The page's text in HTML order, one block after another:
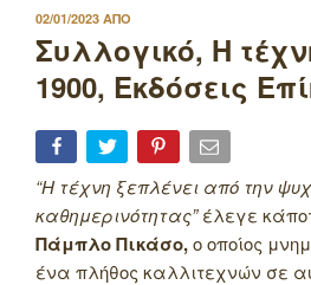
ΔΗΜΟΣΙΕΥΤΗΚΕ
ΣΤΙΣ
02/01/2023 ΑΠΟ
Συλλογικό, Η
1900, Εκδόσεις
“Η τέχνη ξεπλένει από την
καθημερινότητας”έλεγε
Πάμπλο Πικάσο,ο οποίος
ένα πλήθος καλλιτεχνών σε